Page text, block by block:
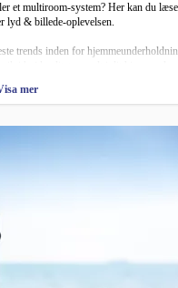
multiroom-system? Her kan du
lyd & billede-oplevelsen.
trends inden for
for at hjælpe dig gennem junglen
og billedekvaliteten. Små
hvordan de samarbejder inden for
mer